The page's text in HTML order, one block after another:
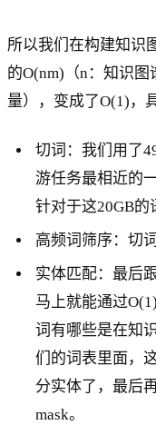
所以我们在构建知识
的O(nm)（n：知识
量），变成了O(1)，
切词：我们用了
游任务最相近的
针对于这20GB的
高频词筛序：切
实体匹配：最后
马上就能通过
词有哪些是在知
们的词表里面，
分实体了，最后
mask。